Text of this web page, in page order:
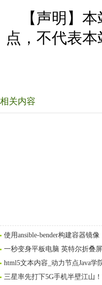
【声明】
点，不代表
相关内容
使用ansible-bender构建容器镜像
一秒变身平板电脑 英特尔折叠
html5文本内容_动力节点Java学
三星率先打下5G手机半壁江山